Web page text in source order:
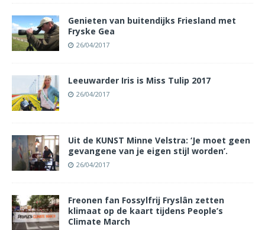
Genieten van buitendijks Friesland met
Fryske Gea
26/04/2017
Leeuwarder Iris is Miss Tulip 2017
26/04/2017
Uit de KUNST Minne Velstra: ‘Je moet geen
gevangene van je eigen stijl worden’.
26/04/2017
Freonen fan Fossylfrij Fryslân zetten
klimaat op de kaart tijdens People’s
Climate March